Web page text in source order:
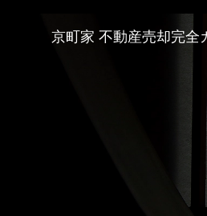
京町家 不動産売却完全